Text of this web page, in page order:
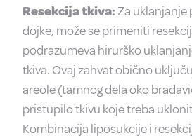
Resekcija tkiva: Za uklanjanje
dojke, može se primeniti
podrazumeva hirurško
tkiva. Ovaj zahvat obično
areole (tamnog dela oko
pristupilo tkivu koje treba
Kombinacija liposukcije i